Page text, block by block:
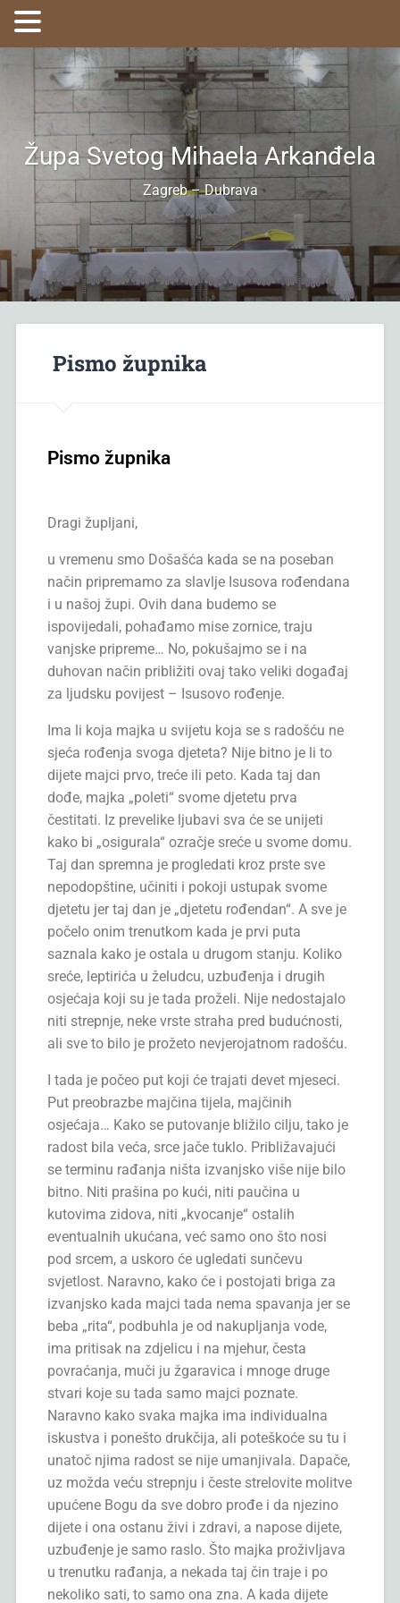
Župa Svetog Mihaela Arkanđela
Zagreb – Dubrava
Pismo župnika
Pismo župnika
Dragi župljani,
u vremenu smo Došašća kada se na poseban
način pripremamo za slavlje Isusova rođendana
i u našoj župi. Ovih dana budemo se
ispovijedali, pohađamo mise zornice, traju
vanjske pripreme… No, pokušajmo se i na
duhovan način približiti ovaj tako veliki događaj
za ljudsku povijest – Isusovo rođenje.
Ima li koja majka u svijetu koja se s radošću ne
sjeća rođenja svoga djeteta? Nije bitno je li to
dijete majci prvo, treće ili peto. Kada taj dan
dođe, majka „poleti“ svome djetetu prva
čestitati. Iz prevelike ljubavi sva će se unijeti
kako bi „osigurala“ ozračje sreće u svome domu.
Taj dan spremna je progledati kroz prste sve
nepodopštine, učiniti i pokoji ustupak svome
djetetu jer taj dan je „djetetu rođendan“. A sve je
počelo onim trenutkom kada je prvi puta
saznala kako je ostala u drugom stanju. Koliko
sreće, leptirića u želudcu, uzbuđenja i drugih
osjećaja koji su je tada proželi. Nije nedostajalo
niti strepnje, neke vrste straha pred budućnosti,
ali sve to bilo je prožeto nevjerojatnom radošću.
I tada je počeo put koji će trajati devet mjeseci.
Put preobrazbe majčina tijela, majčinih
osjećaja… Kako se putovanje bližilo cilju, tako je
radost bila veća, srce jače tuklo. Približavajući
se terminu rađanja ništa izvanjsko više nije bilo
bitno. Niti prašina po kući, niti paučina u
kutovima zidova, niti „kvocanje“ ostalih
eventualnih ukućana, već samo ono što nosi
pod srcem, a uskoro će ugledati sunčevu
svjetlost. Naravno, kako će i postojati briga za
izvanjsko kada majci tada nema spavanja jer se
beba „rita“, podbuhla je od nakupljanja vode,
ima pritisak na zdjelicu i na mjehur, česta
povraćanja, muči ju žgaravica i mnoge druge
stvari koje su tada samo majci poznate.
Naravno kako svaka majka ima individualna
iskustva i ponešto drukčija, ali poteškoće su tu i
unatoč njima radost se nije umanjivala. Dapače,
uz možda veću strepnju i česte strelovite molitve
upućene Bogu da sve dobro prođe i da njezino
dijete i ona ostanu živi i zdravi, a napose dijete,
uzbuđenje je samo raslo. Što majka proživljava
u trenutku rađanja, a nekada taj čin traje i po
nekoliko sati, to samo ona zna. A kada dijete